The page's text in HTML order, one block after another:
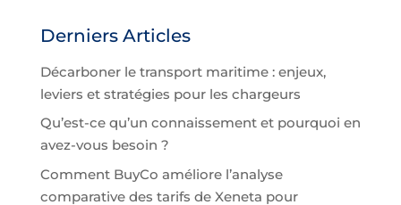
Derniers Articles
Décarboner le transport maritime : enjeux,
leviers et stratégies pour les chargeurs
Qu’est-ce qu’un connaissement et pourquoi en
avez-vous besoin ?
Comment BuyCo améliore l’analyse
comparative des tarifs de Xeneta pour